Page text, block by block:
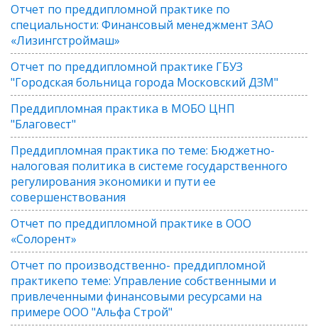
Отчет по преддипломной практике по
специальности: Финансовый менеджмент ЗАО
«Лизингстроймаш»
Отчет по преддипломной практике ГБУЗ
"Городская больница города Московский ДЗМ"
Преддипломная практика в МОБО ЦНП
"Благовест"
Преддипломная практика по теме: Бюджетно-
налоговая политика в системе государственного
регулирования экономики и пути ее
совершенствования
Отчет по преддипломной практике в ООО
«Солорент»
Отчет по производственно- преддипломной
практикепо теме: Управление собственными и
привлеченными финансовыми ресурсами на
примере ООО "Альфа Строй"